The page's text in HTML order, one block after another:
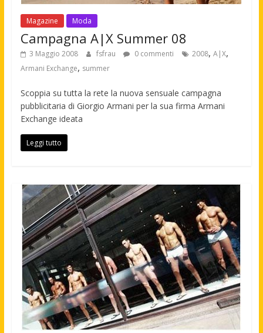
Magazine Moda
Campagna A|X Summer 08
3 Maggio 2008 fsfrau 0 commenti 2008, A|X,
Armani Exchange, summer
Scoppia su tutta la rete la nuova sensuale campagna
pubblicitaria di Giorgio Armani per la sua firma Armani
Exchange ideata
Leggi tutto